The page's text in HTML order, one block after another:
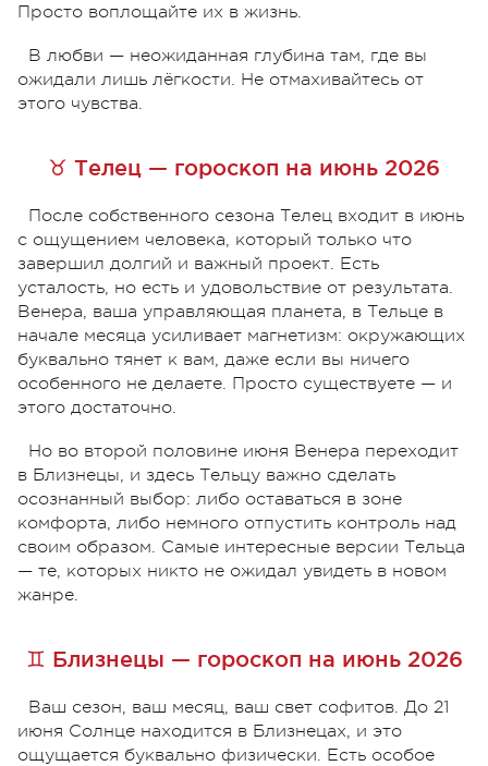
Просто воплощайте их в жизнь.
В любви — неожиданная глубина там, где вы
ожидали лишь лёгкости. Не отмахивайтесь от
этого чувства.
♉ Телец — гороскоп на июнь 2026
После собственного сезона Телец входит в июнь
с ощущением человека, который только что
завершил долгий и важный проект. Есть
усталость, но есть и удовольствие от результата.
Венера, ваша управляющая планета, в Тельце в
начале месяца усиливает магнетизм: окружающих
буквально тянет к вам, даже если вы ничего
особенного не делаете. Просто существуете — и
этого достаточно.
Но во второй половине июня Венера переходит
в Близнецы, и здесь Тельцу важно сделать
осознанный выбор: либо оставаться в зоне
комфорта, либо немного отпустить контроль над
своим образом. Самые интересные версии Тельца
— те, которых никто не ожидал увидеть в новом
жанре.
♊ Близнецы — гороскоп на июнь 2026
Ваш сезон, ваш месяц, ваш свет софитов. До 21
июня Солнце находится в Близнецах, и это
ощущается буквально физически. Есть особое